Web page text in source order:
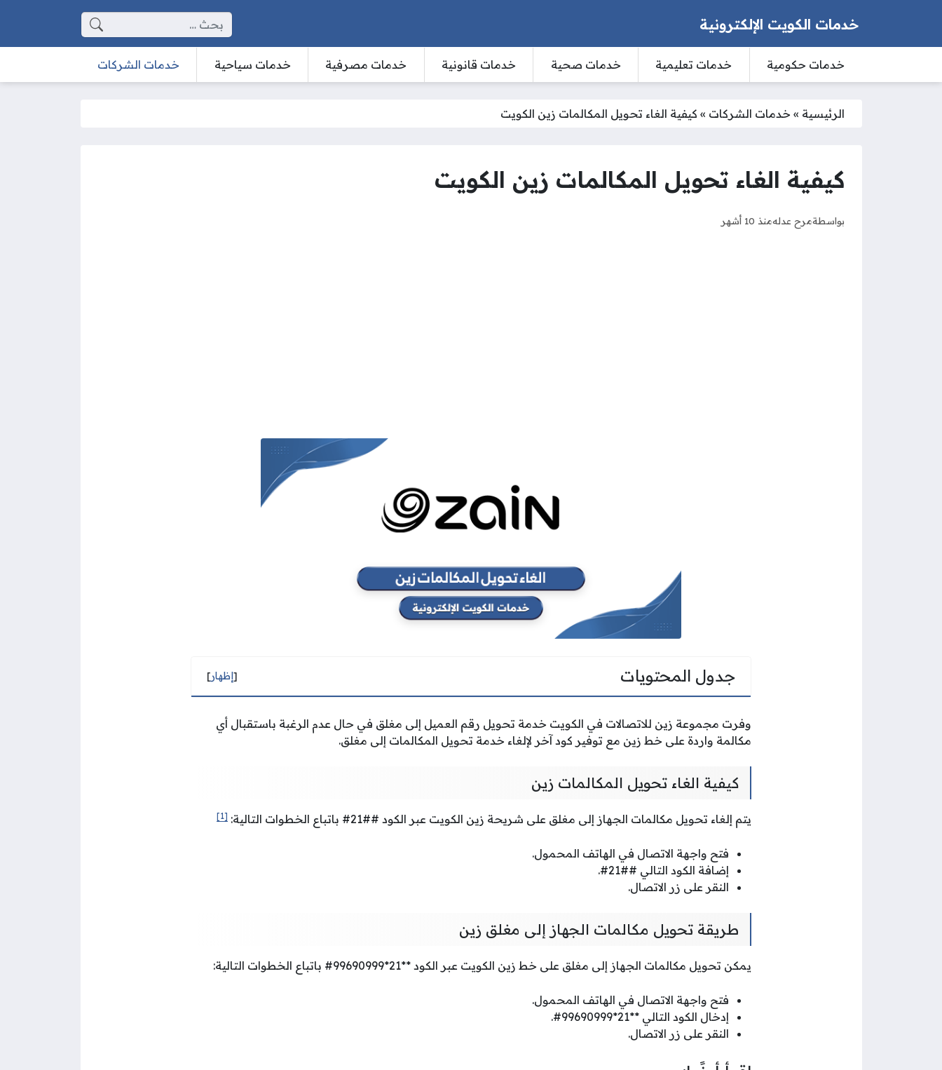
خدمات الكويت الإلكترونية البحث عن:
خدمات حكومية خدمات تعليمية خدمات صحية خدمات قانونية خدمات مصرفية خدمات سياحية خدمات الشركات
الرئيسية » خدمات الشركات » كيفية الغاء تحويل المكالمات زين الكويت
كيفية الغاء تحويل المكالمات زين الكويت
بواسطةمرح عدلهمنذ 10 أشهر
جدول المحتويات [إظهار]
وفرت مجموعة زين للاتصالات في الكويت خدمة تحويل رقم العميل إلى مغلق في حال عدم الرغبة باستقبال أي
مكالمة واردة على خط زين مع توفير كود آخر لإلغاء خدمة تحويل المكالمات إلى مغلق.
كيفية الغاء تحويل المكالمات زين
يتم إلغاء تحويل مكالمات الجهاز إلى مغلق على شريحة زين الكويت عبر الكود ##21# باتباع الخطوات التالية: [1]
فتح واجهة الاتصال في الهاتف المحمول.
إضافة الكود التالي ##21#.
النقر على زر الاتصال.
طريقة تحويل مكالمات الجهاز إلى مغلق زين
يمكن تحويل مكالمات الجهاز إلى مغلق على خط زين الكويت عبر الكود **21*99690999# باتباع الخطوات التالية:
فتح واجهة الاتصال في الهاتف المحمول.
إدخال الكود التالي **21*99690999#.
النقر على زر الاتصال.